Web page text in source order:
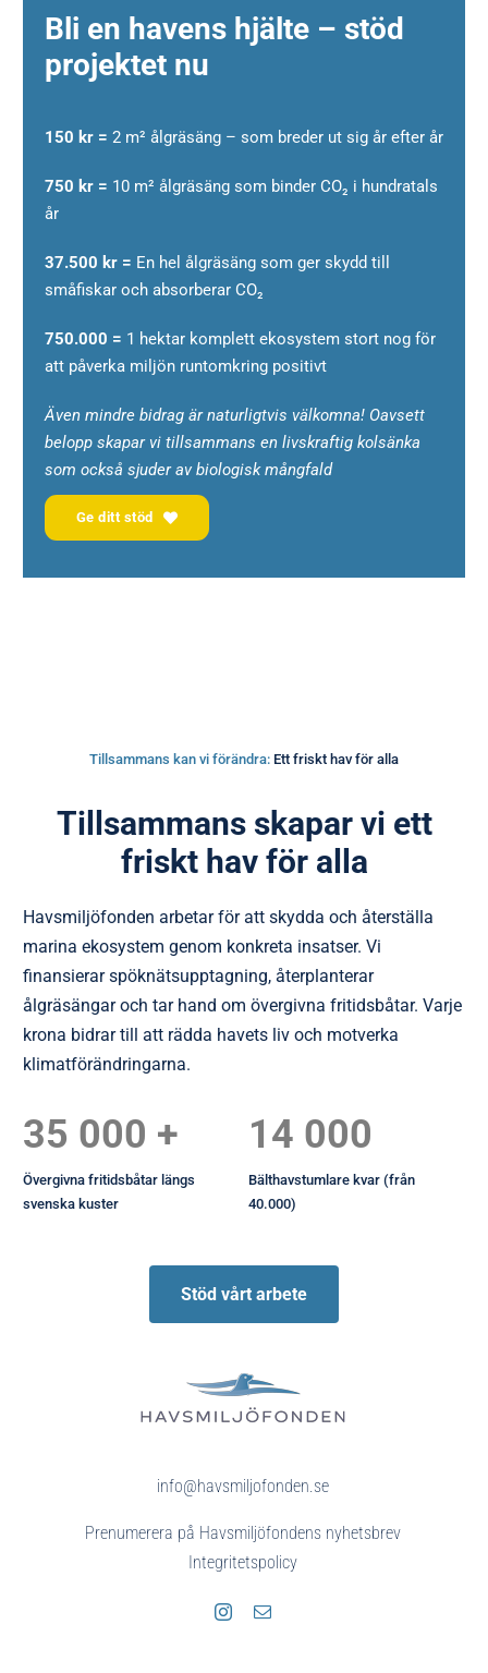
Bli en havens hjälte – stöd
projektet nu
150 kr = 2 m² ålgräsäng – som breder ut sig år efter år
750 kr = 10 m² ålgräsäng som binder CO₂ i hundratals
år
37.500 kr = En hel ålgräsäng som ger skydd till
småfiskar och absorberar CO₂
750.000 = 1 hektar komplett ekosystem stort nog för
att påverka miljön runtomkring positivt
Även mindre bidrag är naturligtvis välkomna! Oavsett
belopp skapar vi tillsammans en livskraftig kolsänka
som också sjuder av biologisk mångfald
Ge ditt stöd
Tillsammans kan vi förändra: Ett friskt hav för alla
Tillsammans skapar vi ett
friskt hav för alla
Havsmiljöfonden arbetar för att skydda och återställa
marina ekosystem genom konkreta insatser. Vi
finansierar spöknätsupptagning, återplanterar
ålgräsängar och tar hand om övergivna fritidsbåtar. Varje
krona bidrar till att rädda havets liv och motverka
klimatförändringarna.
35 000 +
Övergivna fritidsbåtar längs
svenska kuster
14 000
Bälthavstumlare kvar (från
40.000)
Stöd vårt arbete
info@havsmiljofonden.se
Prenumerera på Havsmiljöfondens nyhetsbrev
Integritetspolicy